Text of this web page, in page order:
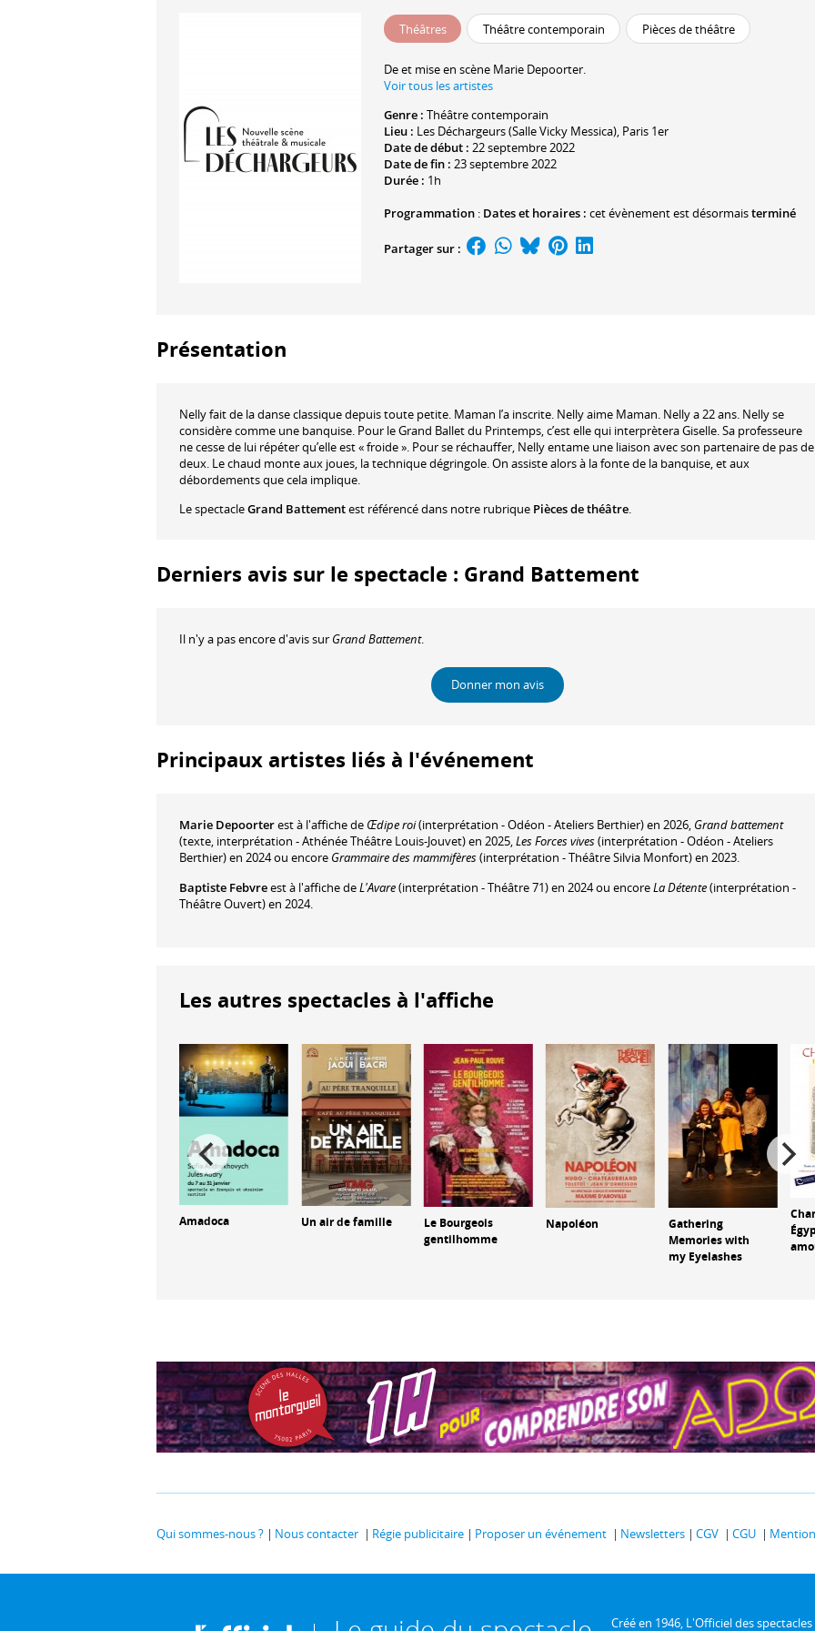
Théâtres Théâtre contemporain Pièces de théâtre
De et mise en scène Marie Depoorter.
Voir tous les artistes
Genre : Théâtre contemporain
Lieu : Les Déchargeurs (Salle Vicky Messica), Paris 1er
Date de début : 22 septembre 2022
Date de fin : 23 septembre 2022
Durée : 1h
Programmation : Dates et horaires : cet évènement est désormaisterminé
Partager sur :
Présentation
Nelly fait de la danse classique depuis toute petite. Maman l’a inscrite. Nelly aime Maman. Nelly a 22 ans. Nelly se
considère comme une banquise. Pour le Grand Ballet du Printemps, c’est elle qui interprètera Giselle. Sa professeure
ne cesse de lui répéter qu’elle est « froide ». Pour se réchauffer, Nelly entame une liaison avec son partenaire de pas de
deux. Le chaud monte aux joues, la technique dégringole. On assiste alors à la fonte de la banquise, et aux
débordements que cela implique.
Le spectacleGrand Battementest référencé dans notre rubrique Pièces de théâtre.
Derniers avis sur le spectacle : Grand Battement
Il n'y a pas encore d'avis sur Grand Battement.
Donner mon avis
Principaux artistes liés à l'événement
Marie Depoorterest à l'affiche de Œdipe roi(interprétation - Odéon - Ateliers Berthier) en 2026, Grand battement
(texte, interprétation - Athénée Théâtre Louis-Jouvet) en 2025,Les Forces vives(interprétation - Odéon - Ateliers
Berthier) en 2024 ou encore Grammaire des mammifères(interprétation - Théâtre Silvia Monfort) en 2023.
Baptiste Febvreest à l'affiche deL'Avare(interprétation - Théâtre 71) en 2024 ou encoreLa Détente(interprétation -
Théâtre Ouvert) en 2024.
Les autres spectacles à l'affiche
Amadoca Un air de famille
Le Bourgeois
gentilhomme
Napoléon
Gathering
Memories with
my Eyelashes
Qui sommes-nous ? Nous contacter Régie publicitaire Proposer un événement Newsletters CGV CGU
Créé en 1946, L'Officiel des